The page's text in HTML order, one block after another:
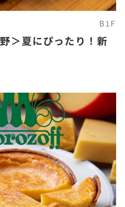
B1F
＞夏にぴったり！新